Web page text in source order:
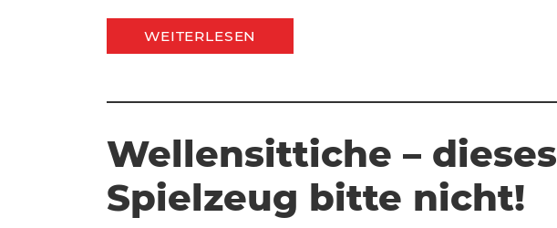
WEITERLESEN
Wellensittiche – dieses
Spielzeug bitte nicht!